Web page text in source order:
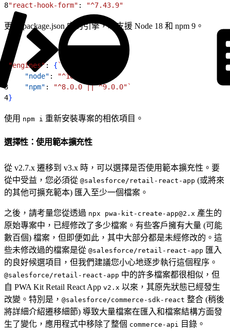
8"react-hook-form" : "^7.43.9"
更新 package.json 中的引擎，以支援 Node 18 和 npm 9。
"engines": { `
    "node"
: "^18.0.0"
3
    "npm"
: "^8.0.0 || ^9.0.0" `
4}
使用 npm i 重新安裝專案的相依項目。
選擇性：使用範本擴充性
從 v2.7.x 遷移到 v3.x 時，可以選擇是否使用範本擴充性。要
從中受益，您必須從 @salesforce/retail-react-app (或將來
的其他可擴充範本) 匯入至少一個檔案。
之後，請考量您從透過 npx pwa-kit-create-app@2.x 產生的
原始專案中，已經修改了多少檔案。有些客戶擁有大量 (可能
數百個) 檔案，但即便如此，其中大部分都是未經修改的。這
些未修改過的檔案是從 @salesforce/retail-react-app 匯入
的良好候選項目，但我們建議您小心地逐步執行這個程序。
@salesforce/retail-react-app 中的許多檔案都很相似，但
自 PWA Kit Retail React App v2.x 以來，其原先狀態已經發生
改變。特別是， @salesforce/commerce-sdk-react 整合 (稍後
將詳細介紹遷移細節) 導致大量檔案在匯入和檔案結構方面發
生了變化，應用程式中移除了整個 commerce-api 目錄。